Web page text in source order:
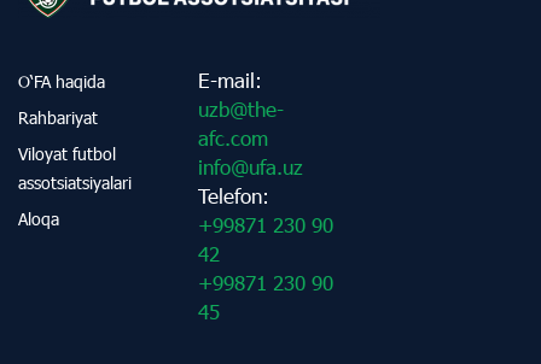
O‘FA haqida
Rahbariyat
Viloyat futbol
assotsiatsiyalari
Aloqa
E-mail:
uzb@the-
afc.com
info@ufa.uz
Telefon:
+99871 230 90
42
+99871 230 90
45